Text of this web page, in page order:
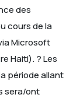
des
cours de la
Microsoft
Haiti).? Les
période allant
sera/ont